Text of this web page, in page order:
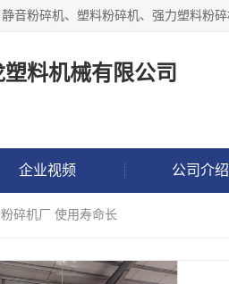
料机械有限公司
企业视频 公司介绍
碎机厂 使用寿命长